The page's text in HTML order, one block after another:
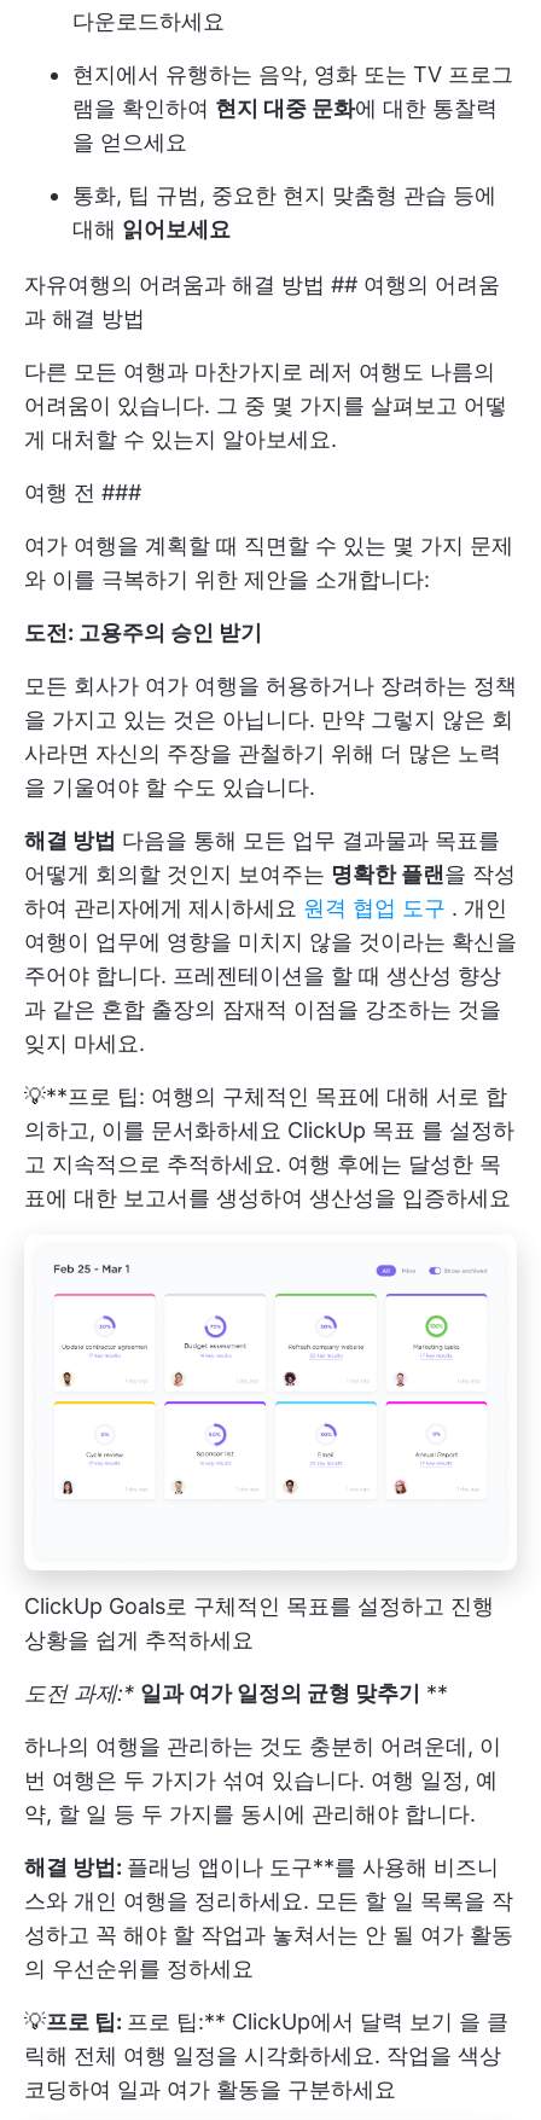
다운로드하세요
현지에서 유행하는 음악, 영화 또는 TV 프로그
램을 확인하여 현지 대중 문화에 대한 통찰력
을 얻으세요
통화, 팁 규범, 중요한 현지 맞춤형 관습 등에
대해 읽어보세요
자유여행의 어려움과 해결 방법 ## 여행의 어려움
과 해결 방법
다른 모든 여행과 마찬가지로 레저 여행도 나름의
어려움이 있습니다. 그 중 몇 가지를 살펴보고 어떻
게 대처할 수 있는지 알아보세요.
여행 전 ###
여가 여행을 계획할 때 직면할 수 있는 몇 가지 문제
와 이를 극복하기 위한 제안을 소개합니다:
도전: 고용주의 승인 받기
모든 회사가 여가 여행을 허용하거나 장려하는 정책
을 가지고 있는 것은 아닙니다. 만약 그렇지 않은 회
사라면 자신의 주장을 관철하기 위해 더 많은 노력
을 기울여야 할 수도 있습니다.
해결 방법 다음을 통해 모든 업무 결과물과 목표를
어떻게 회의할 것인지 보여주는 명확한 플랜을 작성
하여 관리자에게 제시하세요 원격 협업 도구 . 개인
여행이 업무에 영향을 미치지 않을 것이라는 확신을
주어야 합니다. 프레젠테이션을 할 때 생산성 향상
과 같은 혼합 출장의 잠재적 이점을 강조하는 것을
잊지 마세요.
💡**프로 팁: 여행의 구체적인 목표에 대해 서로 합
의하고, 이를 문서화하세요 ClickUp 목표 를 설정하
고 지속적으로 추적하세요. 여행 후에는 달성한 목
표에 대한 보고서를 생성하여 생산성을 입증하세요
ClickUp Goals로 구체적인 목표를 설정하고 진행
상황을 쉽게 추적하세요
도전 과제:* 일과 여가 일정의 균형 맞추기 **
하나의 여행을 관리하는 것도 충분히 어려운데, 이
번 여행은 두 가지가 섞여 있습니다. 여행 일정, 예
약, 할 일 등 두 가지를 동시에 관리해야 합니다.
해결 방법: 플래닝 앱이나 도구**를 사용해 비즈니
스와 개인 여행을 정리하세요. 모든 할 일 목록을 작
성하고 꼭 해야 할 작업과 놓쳐서는 안 될 여가 활동
의 우선순위를 정하세요
💡프로 팁: 프로 팁:** ClickUp에서 달력 보기 을 클
릭해 전체 여행 일정을 시각화하세요. 작업을 색상
코딩하여 일과 여가 활동을 구분하세요